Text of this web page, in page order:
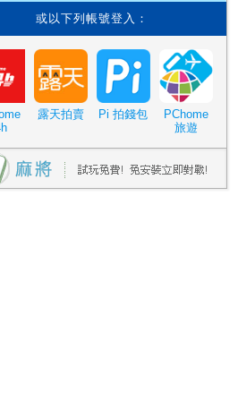
或以下列帳號登入：
露天拍賣 Pi 拍錢包
PChome
旅遊